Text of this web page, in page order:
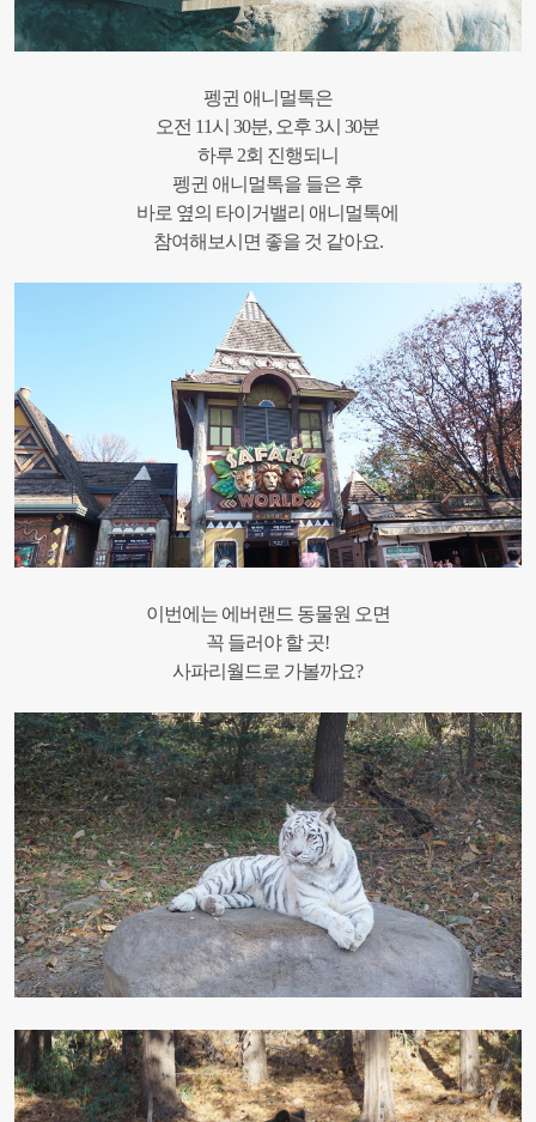
펭귄 애니멀톡은
오전 11시 30분, 오후 3시 30분
하루 2회 진행되니
펭귄 애니멀톡을 들은 후
바로 옆의 타이거밸리 애니멀톡에
참여해보시면 좋을 것 같아요.
이번에는 에버랜드 동물원 오면
꼭 들러야 할 곳!
사파리월드로 가볼까요?